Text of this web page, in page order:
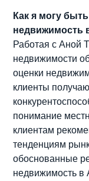
Как я могу
недвижимость
Работая с Аной
недвижимости
оценки
клиенты
понимание
клиентам
тенденциям
обоснованные
недвижимость в